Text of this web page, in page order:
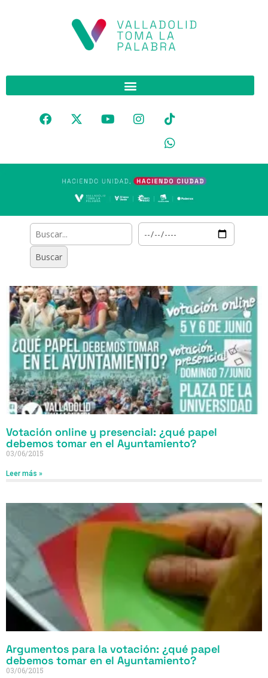
Votación online y presencial: ¿qué papel
debemos tomar en el Ayuntamiento?
03/06/2015
Leer más »
Argumentos para la votación: ¿qué papel
debemos tomar en el Ayuntamiento?
03/06/2015